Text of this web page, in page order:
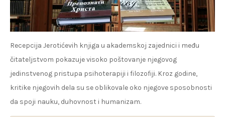
Recepcija Jerotićevih knjiga u akademskoj zajednici i među
čitateljstvom pokazuje visoko poštovanje njegovog
jedinstvenog pristupa psihoterapiji i filozofiji. Kroz godine,
kritike njegovih dela su se oblikovale oko njegove sposobnosti
da spoji nauku, duhovnost i humanizam.